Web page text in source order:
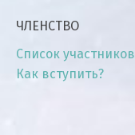
ЧЛЕНСТВО
Список участников
Как вступить?